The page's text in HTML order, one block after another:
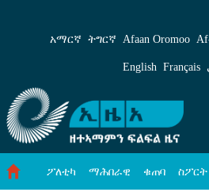
ፕሬዚዳንት ታዬ ኣፅቀስላሴ
አማርኛ ትግርኛ Afaan Oromoo
English Français
ፖለቲካ ማሕበራዊ ቁጠባ ስፖርት